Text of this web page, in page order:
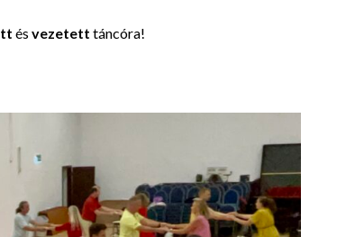
és vezetett táncóra!